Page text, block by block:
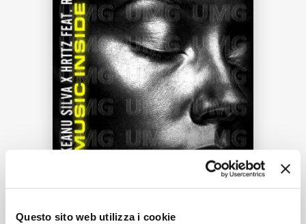
Questo sito web utilizza i cookie
TOUR
NEWS
RICERCA